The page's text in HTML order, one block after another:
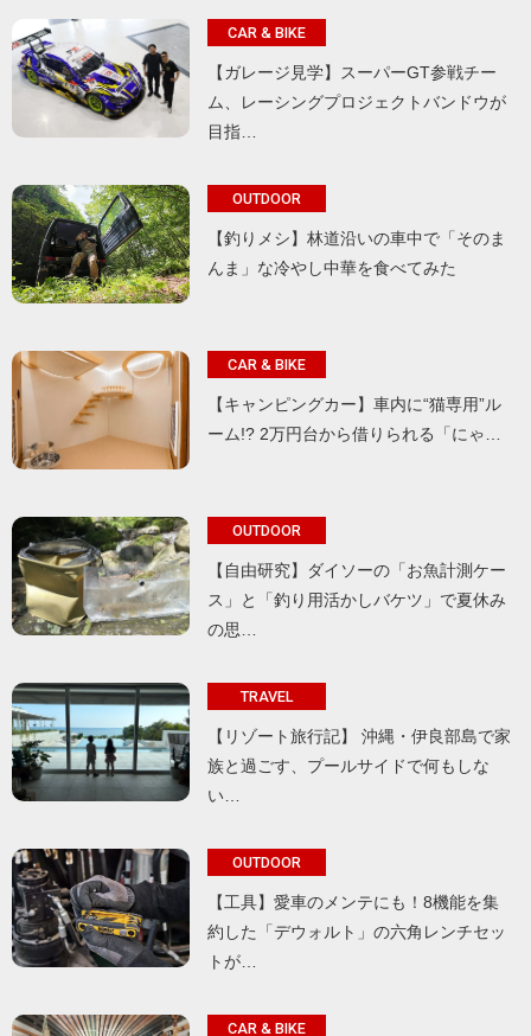
CAR & BIKE
【ガレージ見学】スーパーGT参戦チー
ム、レーシングプロジェクトバンドウが
目指…
OUTDOOR
【釣りメシ】林道沿いの車中で「そのま
んま」な冷やし中華を食べてみた
CAR & BIKE
【キャンピングカー】車内に“猫専用”ル
ーム!? 2万円台から借りられる「にゃ…
OUTDOOR
【自由研究】ダイソーの「お魚計測ケー
ス」と「釣り用活かしバケツ」で夏休み
の思…
TRAVEL
【リゾート旅行記】 沖縄・伊良部島で家
族と過ごす、プールサイドで何もしな
い…
OUTDOOR
【工具】愛車のメンテにも！8機能を集
約した「デウォルト」の六角レンチセッ
トが…
CAR & BIKE